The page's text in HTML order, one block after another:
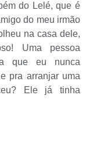
do Lelé, que é
do meu irmão
na casa dele,
Uma pessoa
que eu nunca
pra arranjar uma
Ele já tinha